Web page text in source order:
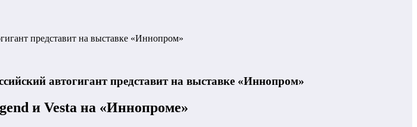
представит на выставке «Иннопром»
автогигант представит на выставке «Иннопром»
и Vesta на «Иннопроме»